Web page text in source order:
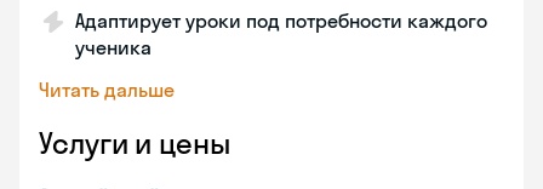
Адаптирует уроки под потребности каждого
ученика
Читать дальше
Услуги и цены